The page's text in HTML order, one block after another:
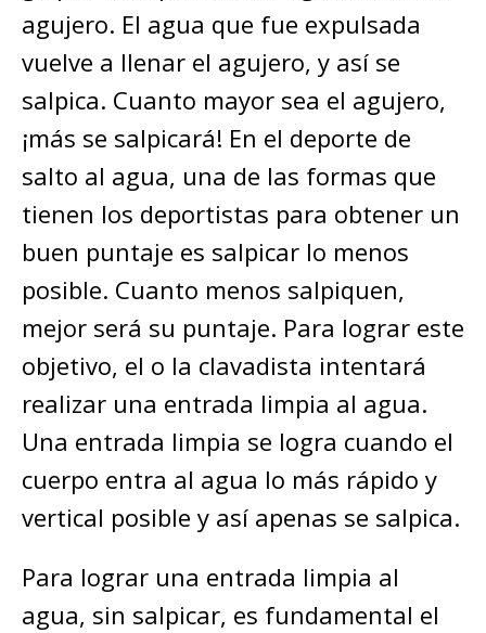
agujero. El agua que fue expulsada
vuelve a llenar el agujero, y así se
salpica. Cuanto mayor sea el agujero,
¡más se salpicará! En el deporte de
salto al agua, una de las formas que
tienen los deportistas para obtener un
buen puntaje es salpicar lo menos
posible. Cuanto menos salpiquen,
mejor será su puntaje. Para lograr este
objetivo, el o la clavadista intentará
realizar una entrada limpia al agua.
Una entrada limpia se logra cuando el
cuerpo entra al agua lo más rápido y
vertical posible y así apenas se salpica.
Para lograr una entrada limpia al
agua, sin salpicar, es fundamental el